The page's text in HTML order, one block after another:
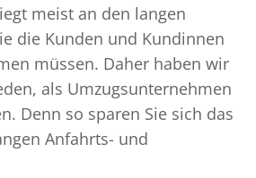
meist an den langen
die Kunden und Kundinnen
müssen. Daher haben wir
als Umzugsunternehmen
Denn so sparen Sie sich das
Anfahrts- und